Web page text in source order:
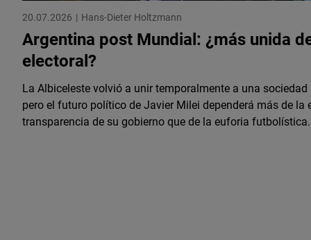
20.07.2026 Hans-Dieter Holtzmann
Argentina post Mundial: ¿más unida
electoral?
La Albiceleste volvió a unir temporalmente a una
pero el futuro político de Javier Milei dependerá más de la
transparencia de su gobierno que de la euforia futbolística.